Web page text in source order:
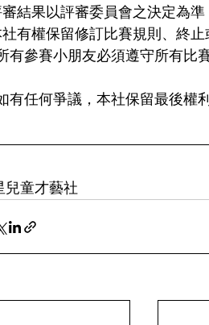
結果以評審委員會之決定為
有權保留修訂比賽規則、終
有參賽小朋友必須遵守所有比
有任何爭議，本社保留最後權利
兒童才藝社